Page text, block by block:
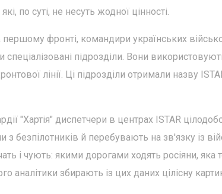
по суті, не несуть жодної цінності.
першому фронті, командири українських
спеціалізовані підрозділи. Вони
лінії. Ці підрозділи отримали назву
"Хартія" диспетчери в центрах ISTAR
з безпілотників й перебувають на зв'язку із
і чують: якими дорогами ходять росіяни, яка
аналітики збирають із цих даних цілісну